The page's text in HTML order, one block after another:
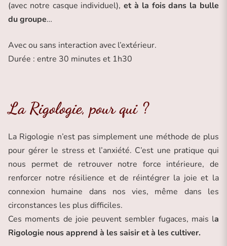
(avec notre casque individuel),et à la fois dans la bulle
du groupe…
Avec ou sans interaction avec l’extérieur.
Durée : entre 30 minutes et 1h30
La Rigologie, pour qui ?
La Rigologie n’est pas simplement une méthode de plus
pour gérer le stress et l’anxiété. C’est une pratique qui
nous permet de retrouver notre force intérieure, de
renforcer notre résilience et de réintégrer la joie et la
connexion humaine dans nos vies, même dans les
circonstances les plus difficiles.
Ces moments de joie peuvent sembler fugaces, mais la
Rigologie nous apprend à les saisir et à les cultiver.